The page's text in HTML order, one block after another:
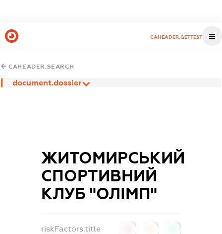
CAHEADER.GETTEST
CAHEADER.SEARCH
document.dossier
ЖИТОМИРСЬКИЙ
СПОРТИВНИЙ
КЛУБ "ОЛІМП"
riskFactors.title